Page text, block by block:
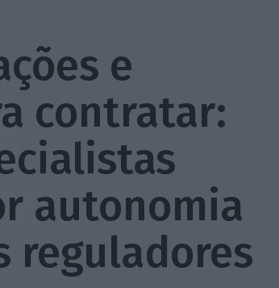
e
contratar:
autonomia
reguladores